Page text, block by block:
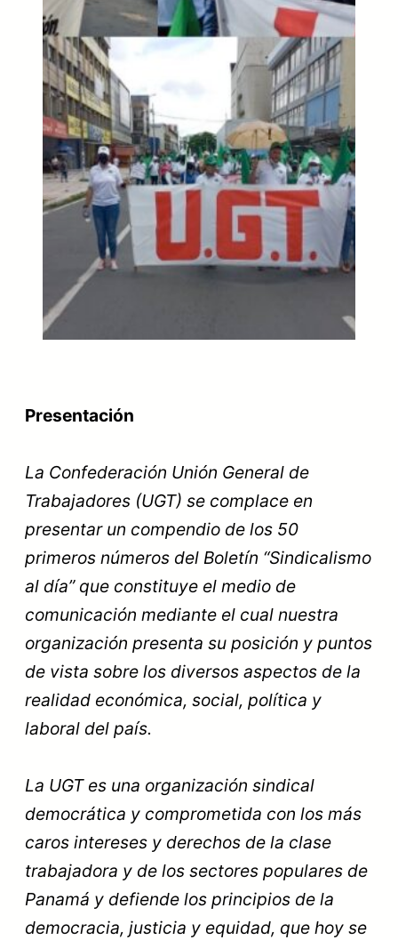
Presentación
La Confederación Unión General de
Trabajadores (UGT) se complace en
presentar un compendio de los 50
primeros números del Boletín “Sindicalismo
al día” que constituye el medio de
comunicación mediante el cual nuestra
organización presenta su posición y puntos
de vista sobre los diversos aspectos de la
realidad económica, social, política y
laboral del país.
La UGT es una organización sindical
democrática y comprometida con los más
caros intereses y derechos de la clase
trabajadora y de los sectores populares de
Panamá y defiende los principios de la
democracia, justicia y equidad, que hoy se